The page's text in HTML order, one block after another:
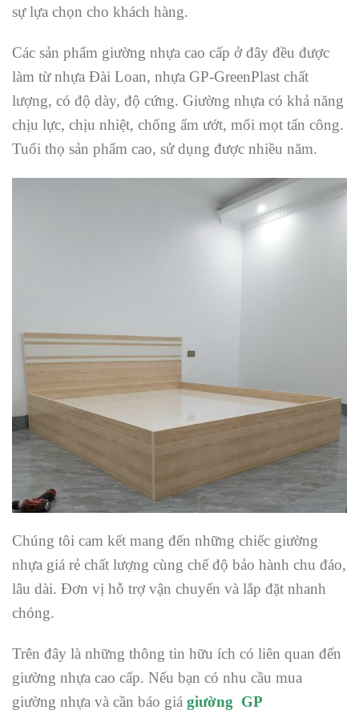
sự lựa chọn cho khách hàng.
Các sản phẩm giường nhựa cao cấp ở đây đều được
làm từ nhựa Đài Loan, nhựa GP-GreenPlast chất
lượng, có độ dày, độ cứng. Giường nhựa có khả năng
chịu lực, chịu nhiệt, chống ẩm ướt, mối mọt tấn công.
Tuổi thọ sản phẩm cao, sử dụng được nhiều năm.
Chúng tôi cam kết mang đến những chiếc giường
nhựa giá rẻ chất lượng cùng chế độ bảo hành chu đáo,
lâu dài. Đơn vị hỗ trợ vận chuyển và lắp đặt nhanh
chóng.
Trên đây là những thông tin hữu ích có liên quan đến
giường nhựa cao cấp. Nếu bạn có nhu cầu mua
giường nhựa và cần báo giá giường GP